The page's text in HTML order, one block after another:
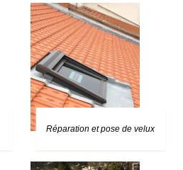
Réparation et pose de velux